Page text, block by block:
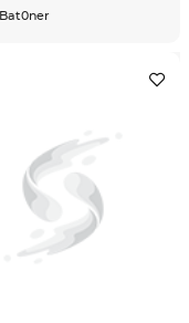
Bat0ner